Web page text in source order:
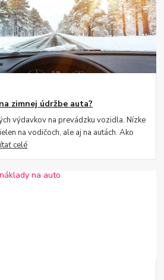
zimnej údržbe auta?
výdavkov na prevádzku vozidla. Nízke
na vodičoch, ale aj na autách. Ako
celé